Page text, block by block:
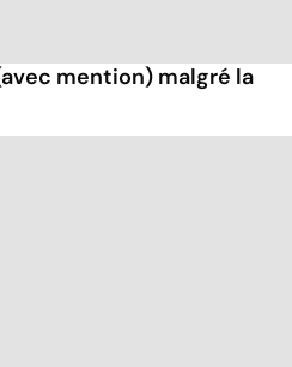
mention) malgré la